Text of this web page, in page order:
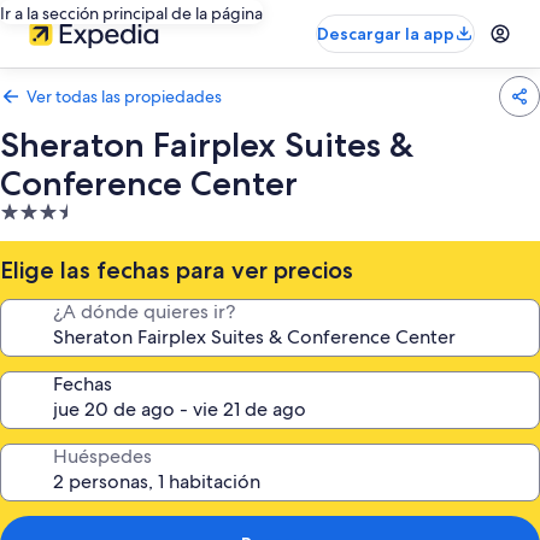
Ir a la sección principal de la página
Descargar la app
Ver todas las propiedades
Sheraton Fairplex Suites &
Conference Center
Propiedad
de
3.5
estrellas
Elige las fechas para ver precios
¿A dónde quieres ir?
Fechas
Huéspedes